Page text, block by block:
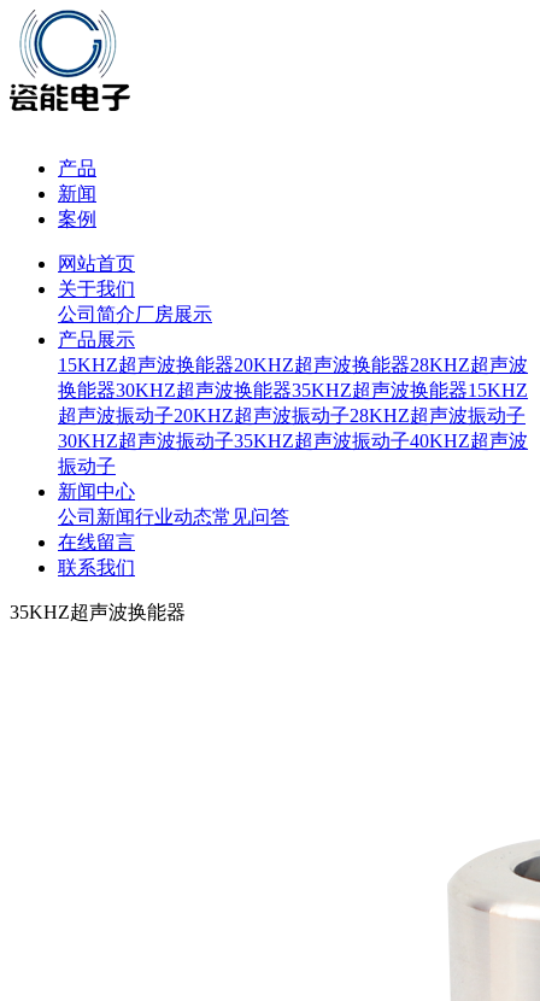
产品
新闻
案例
网站首页
关于我们
公司简介厂房展示
产品展示
15KHZ超声波换能器20KHZ超声波换能器28KHZ超声波
换能器30KHZ超声波换能器35KHZ超声波换能器15KHZ
超声波振动子20KHZ超声波振动子28KHZ超声波振动子
30KHZ超声波振动子35KHZ超声波振动子40KHZ超声波
振动子
新闻中心
公司新闻行业动态常见问答
在线留言
联系我们
35KHZ超声波换能器